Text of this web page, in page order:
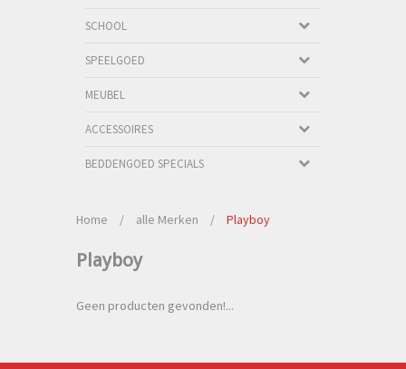
SCHOOL
SPEELGOED
MEUBEL
ACCESSOIRES
BEDDENGOED SPECIALS
Home / alle Merken / Playboy
Playboy
Geen producten gevonden!...